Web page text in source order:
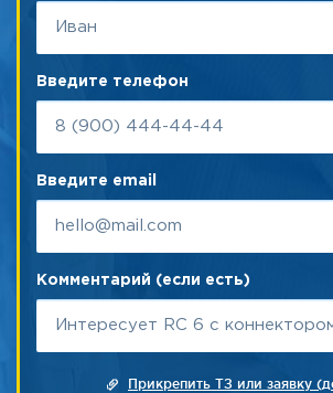
Введите телефон
Введите email
Комментарий (если есть)
Прикрепить ТЗ или заявку